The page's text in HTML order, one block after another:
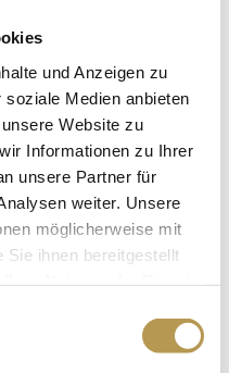
und Anzeigen zu
Medien anbieten
Website zu
Informationen zu Ihrer
unsere Partner für
weiter. Unsere
möglicherweise mit
Sie ihnen bereitgestellt
für daheim